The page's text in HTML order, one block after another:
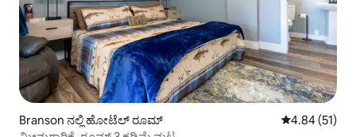
Branson ನಲ್ಲಿ ಹೋಟೆಲ್ ರೂಮ್ 5 ರಲ್ಲಿ 4.84
4.84 (51)